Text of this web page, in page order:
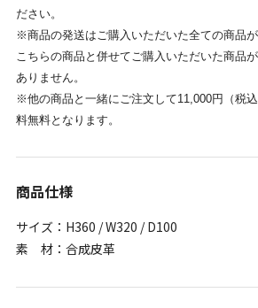
ださい。
※商品の発送はご購入いただいた全ての商品が
こちらの商品と併せてご購入いただいた商品
ありません。
※他の商品と一緒にご注文して11,000円（税
料無料となります。
商品仕様
サイズ：H360 / W320 / D100
素 材：合成皮革